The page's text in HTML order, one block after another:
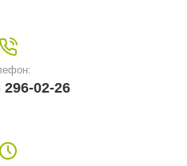
296-02-26